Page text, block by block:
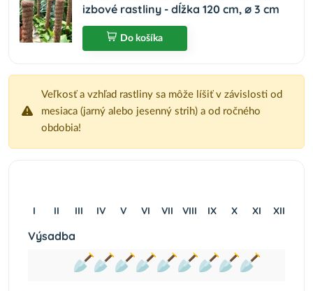
izbové rastliny - dĺžka 120 cm, ⌀ 3 cm
Do košíka
Veľkosť a vzhľad rastliny sa môže líšiť v závislosti od
mesiaca (jarný alebo jesenný strih) a od ročného
obdobia!
I II III IV V VI VII VIII IX X XI XII
Výsadba